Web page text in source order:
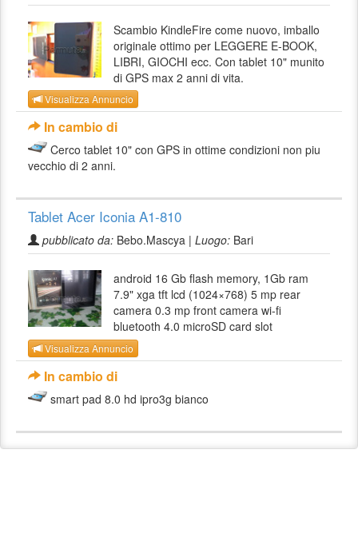
Scambio KindleFire come nuovo, imballo
originale ottimo per LEGGERE E-BOOK,
LIBRI, GIOCHI ecc. Con tablet 10" munito
di GPS max 2 anni di vita.
Visualizza Annuncio
In cambio di
Cerco tablet 10" con GPS in ottime condizioni non piu
vecchio di 2 anni.
Tablet Acer Iconia A1-810
pubblicato da: Bebo.Mascya | Luogo: Bari
android 16 Gb flash memory, 1Gb ram
7.9" xga tft lcd (1024×768) 5 mp rear
camera 0.3 mp front camera wi-fi
bluetooth 4.0 microSD card slot
Visualizza Annuncio
In cambio di
smart pad 8.0 hd ipro3g bianco